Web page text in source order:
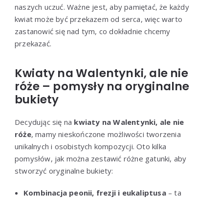
naszych uczuć. Ważne jest, aby pamiętać, że każdy
kwiat może być przekazem od serca, więc warto
zastanowić się nad tym, co dokładnie chcemy
przekazać.
Kwiaty na Walentynki, ale nie
róże – pomysły na oryginalne
bukiety
Decydując się na kwiaty na Walentynki, ale nie
róże, mamy nieskończone możliwości tworzenia
unikalnych i osobistych kompozycji. Oto kilka
pomysłów, jak można zestawić różne gatunki, aby
stworzyć oryginalne bukiety:
Kombinacja peonii, frezji i eukaliptusa– ta